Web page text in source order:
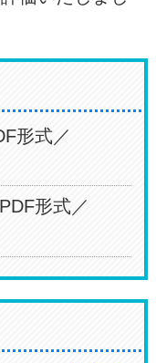
形式／
PDF形式／